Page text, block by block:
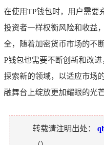
在使用TP钱包时，用户需要
投资者一样权衡风险和收益
全，随着加密货币市场的不
P钱包也需要不断创新和改
探索新的领域，以适应市场
融舞台上绽放更加耀眼的光芒
转载请注明出处：